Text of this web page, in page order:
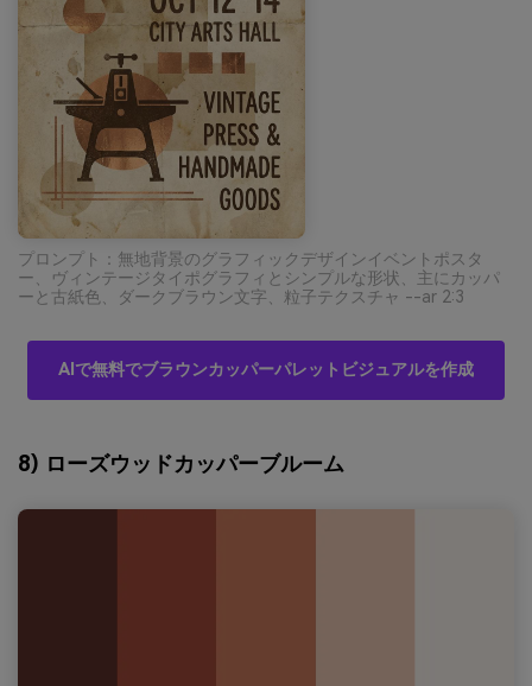
プロンプト：無地背景のグラフィックデザインイベントポスタ
ー、ヴィンテージタイポグラフィとシンプルな形状、主にカッパ
ーと古紙色、ダークブラウン文字、粒子テクスチャ --ar 2:3
AIで無料でブラウンカッパーパレットビジュアルを作成
8) ローズウッドカッパーブルーム